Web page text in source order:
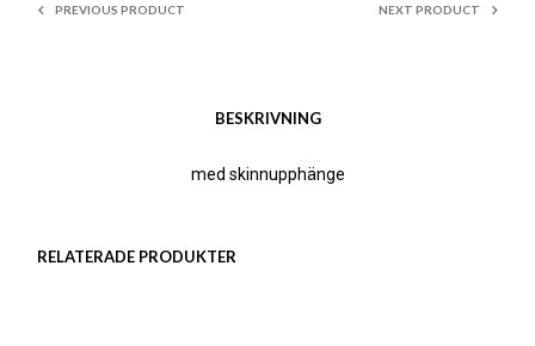
PREVIOUS PRODUCT NEXT PRODUCT
BESKRIVNING
med skinnupphänge
RELATERADE PRODUKTER